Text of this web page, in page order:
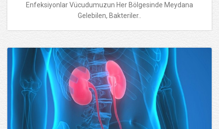
Enfeksiyonlar Vücudumuzun Her Bölgesinde Meydana
Gelebilen, Bakteriler..